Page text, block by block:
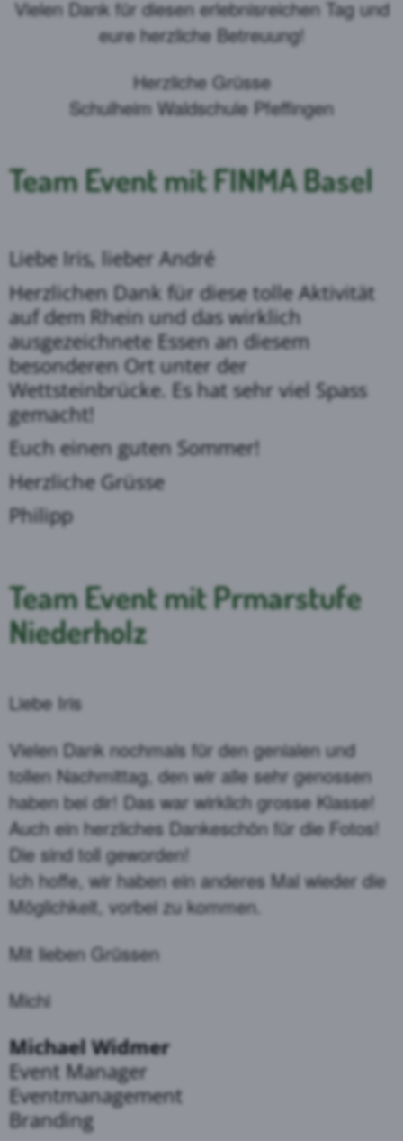
Vielen Dank für diesen erlebnisreichen Tag und
eure herzliche Betreuung!
Herzliche Grüsse
Schulheim Waldschule Pfeffingen
Team Event mit FINMA Basel
Liebe Iris, lieber André
Herzlichen Dank für diese tolle Aktivität
auf dem Rhein und das wirklich
ausgezeichnete Essen an diesem
besonderen Ort unter der
Wettsteinbrücke. Es hat sehr viel Spass
gemacht!
Euch einen guten Sommer!
Herzliche Grüsse
Philipp
Team Event mit Prmarstufe
Niederholz
Liebe Iris
Vielen Dank nochmals für den genialen und
tollen Nachmittag, den wir alle sehr genossen
haben bei dir! Das war wirklich grosse Klasse!
Auch ein herzliches Dankeschön für die Fotos!
Die sind toll geworden!
Ich hoffe, wir haben ein anderes Mal wieder die
Möglichkeit, vorbei zu kommen.
Mit lieben Grüssen
Michi
Michael Widmer
Event Manager
Eventmanagement
Branding